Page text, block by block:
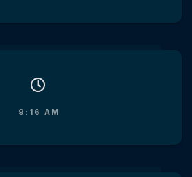
9:16 AM